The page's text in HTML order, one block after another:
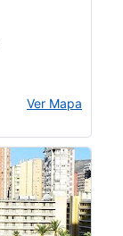
Ver Mapa